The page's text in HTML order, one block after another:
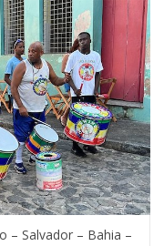
– Salvador – Bahia –